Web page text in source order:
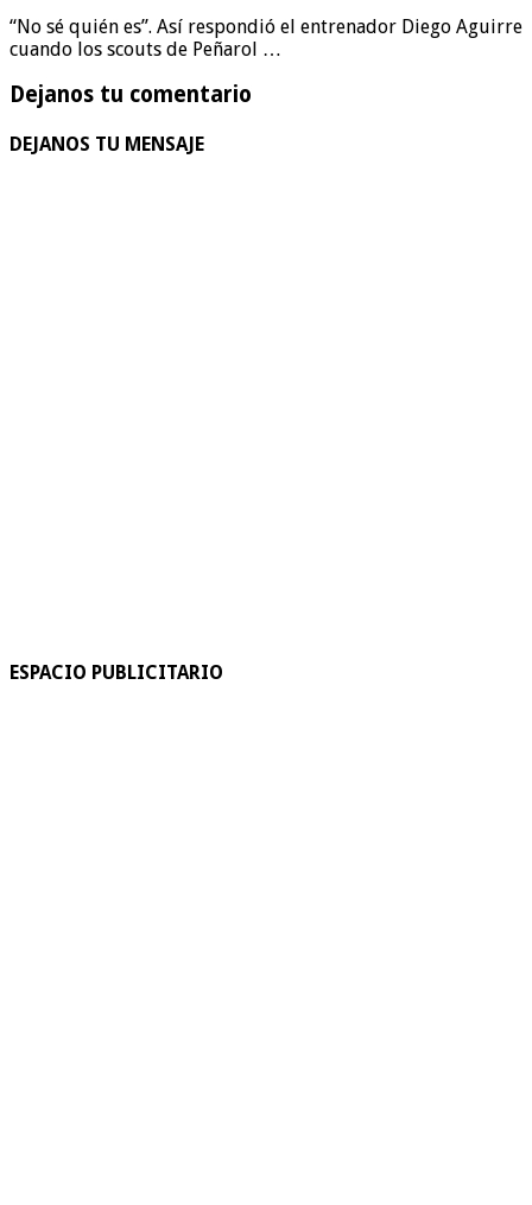
“No sé quién es”. Así respondió el entrenador Diego Aguirre
cuando los scouts de Peñarol …
Dejanos tu comentario
DEJANOS TU MENSAJE
ESPACIO PUBLICITARIO